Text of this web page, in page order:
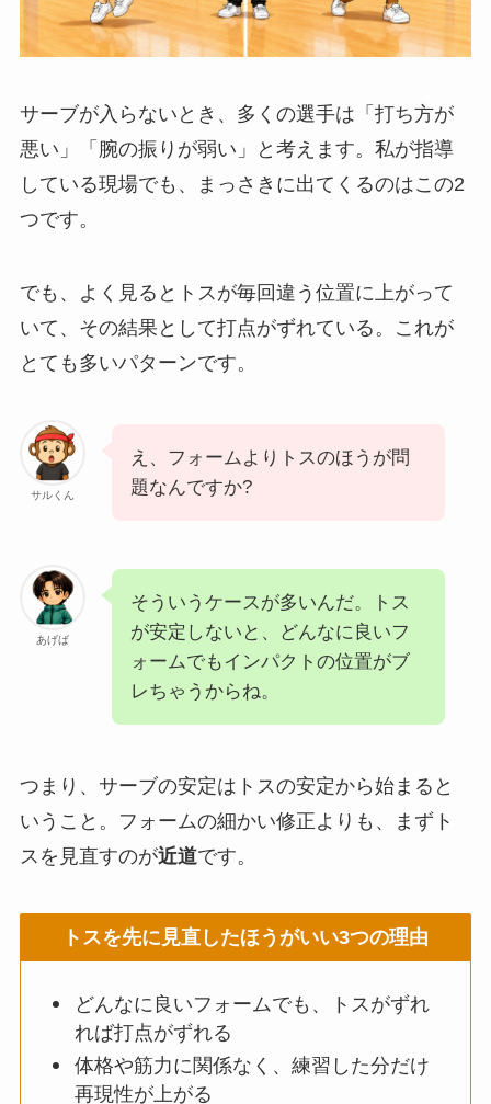
サーブが入らないとき、多くの選手は「打ち方が
悪い」「腕の振りが弱い」と考えます。私が指導
している現場でも、まっさきに出てくるのはこの2
つです。
でも、よく見るとトスが毎回違う位置に上がって
いて、その結果として打点がずれている。これが
とても多いパターンです。
サルくん
え、フォームよりトスのほうが問
題なんですか?
あげば
そういうケースが多いんだ。トス
が安定しないと、どんなに良いフ
ォームでもインパクトの位置がブ
レちゃうからね。
つまり、サーブの安定はトスの安定から始まると
いうこと。フォームの細かい修正よりも、まずト
スを見直すのが近道です。
トスを先に見直したほうがいい3つの理由
どんなに良いフォームでも、トスがずれ
れば打点がずれる
体格や筋力に関係なく、練習した分だけ
再現性が上がる